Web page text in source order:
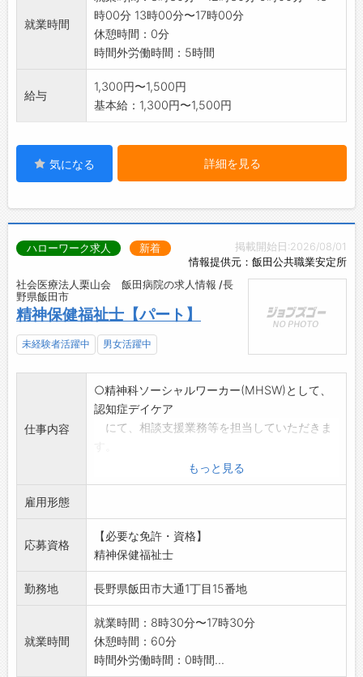
就業時間
時00分 13時00分〜17時00分
休憩時間：0分
時間外労働時間：5時間
給与
1,300円〜1,500円
基本給：1,300円〜1,500円
気になる 詳細を見る
掲載開始日:2026/08/01
情報提供元：飯田公共職業安定所
ハローワーク求人 新着
社会医療法人栗山会 飯田病院の求人情報 /長
野県飯田市
精神保健福祉士【パート】
未経験者活躍中 男女活躍中
仕事内容
○精神科ソーシャルワーカー(MHSW)として、
認知症デイケア
にて、相談支援業務等を担当していただきま
他にお持ちの資格によっては、介護部門への
異動がある場合もあ
*勤務日、勤務時間等についてはご相談に応じ
ます。
*職場の雰囲気や業務内容を理解いただくた
め、応募前の見学
をお勧めしますので、お気軽にお問い合わ
※業務の変更範囲:会社の定める業務
※雇用条件等の詳細については、面接時に説明
いたします。
もっと見る
雇用形態
応募資格
【必要な免許・資格】
精神保健福祉士
勤務地 長野県飯田市大通1丁目15番地
就業時間
就業時間：8時30分〜17時30分
休憩時間：60分
時間外労働時間：0時間...